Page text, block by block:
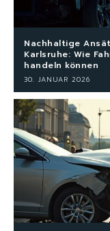
Nachhaltige
Karlsruhe: Wie
handeln können
30. JANUAR 2026